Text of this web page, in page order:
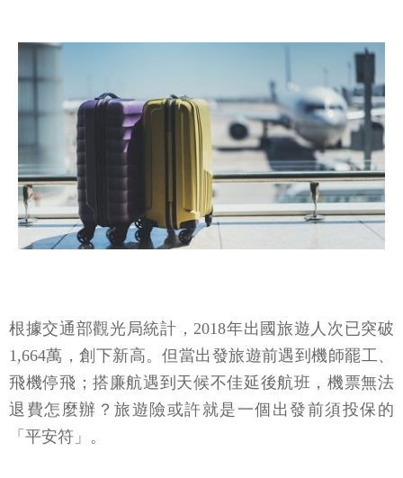
根據交通部觀光局統計，2018年出國旅遊人次已突破
1,664萬，創下新高。但當出發旅遊前遇到機師罷工、
飛機停飛；搭廉航遇到天候不佳延後航班，機票無法
退費怎麼辦？旅遊險或許就是一個出發前須投保的
「平安符」。